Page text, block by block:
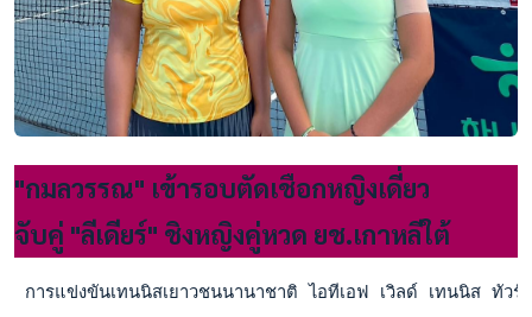
"กมลวรรณ" เข้ารอบตัดเชือกหญิงเดี่ยว
จับคู่ "ลีเดียร์" ชิงหญิงคู่หวด ยช.เกาหลีใต้
การแข่งขันเทนนิสเยาวชนนานาชาติ ไอทีเอฟ เวิลด์ เทนนิส ทั